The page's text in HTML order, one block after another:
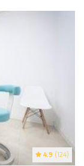
4.9 (124)